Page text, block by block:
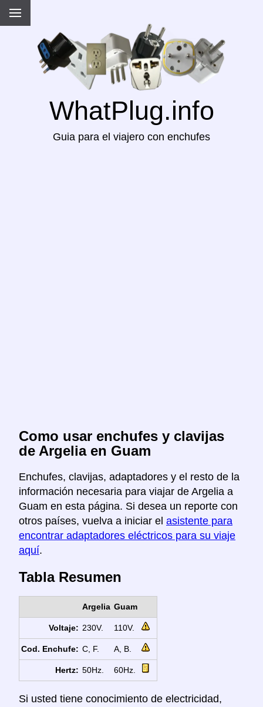
WhatPlug.info
Guia para el viajero con enchufes
Como usar enchufes y clavijas
de Argelia en Guam
Enchufes, clavijas, adaptadores y el resto de la
información necesaria para viajar de Argelia a
Guam en esta página. Si desea un reporte con
otros países, vuelva a iniciar el asistente para
encontrar adaptadores eléctricos para su viaje
aquí.
Tabla Resumen
Argelia Guam
Voltaje: 230V. 110V.
Cod. Enchufe: C, F. A, B.
Hertz: 50Hz. 60Hz.
Si usted tiene conocimiento de electricidad,